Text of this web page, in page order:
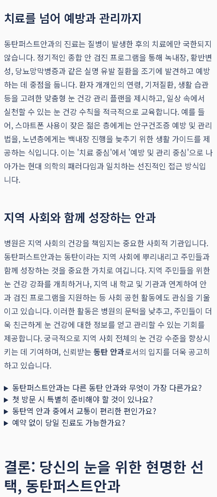
치료를 넘어 예방과 관리까지
동탄퍼스트안과의 진료는 질병이 발생한 후의 치료에만 국한되지
않습니다. 정기적인 종합 안 검진 프로그램을 통해 녹내장, 황반변
성, 당뇨망막병증과 같은 실명 유발 질환을 조기에 발견하고 예방
하는 데 중점을 둡니다. 환자 개개인의 연령, 기저질환, 생활 습관
등을 고려한 맞춤형 눈 건강 관리 플랜을 제시하고, 일상 속에서
실천할 수 있는 눈 건강 수칙을 적극적으로 교육합니다. 예를 들
어, 스마트폰 사용이 잦은 젊은 층에게는 안구건조증 예방 및 관리
법을, 노년층에게는 백내장 진행을 늦추기 위한 생활 가이드를 제
공하는 식입니다. 이는 '치료 중심'에서 '예방 및 관리 중심'으로 나
아가는 현대 의학의 패러다임과 일치하는 선진적인 접근 방식입
니다.
지역 사회와 함께 성장하는 안과
병원은 지역 사회의 건강을 책임지는 중요한 사회적 기관입니다.
동탄퍼스트안과는 동탄이라는 지역 사회에 뿌리내리고 주민들과
함께 성장하는 것을 중요한 가치로 여깁니다. 지역 주민들을 위한
눈 건강 강좌를 개최하거나, 지역 내 학교 및 기관과 연계하여 안
과 검진 프로그램을 지원하는 등 사회 공헌 활동에도 관심을 기울
이고 있습니다. 이러한 활동은 병원의 문턱을 낮추고, 주민들이 더
욱 친근하게 눈 건강에 대한 정보를 얻고 관리할 수 있는 기회를
제공합니다. 궁극적으로 지역 사회 전체의 눈 건강 수준을 향상시
키는 데 기여하며, 신뢰받는 동탄 안과로서의 입지를 더욱 공고히
하고 있습니다.
동탄퍼스트안과는 다른 동탄 안과와 무엇이 가장 다른가요?
첫 방문 시 특별히 준비해야 할 것이 있나요?
동탄역 안과 중에서 교통이 편리한 편인가요?
예약 없이 당일 진료도 가능한가요?
결론: 당신의 눈을 위한 현명한 선
택, 동탄퍼스트안과